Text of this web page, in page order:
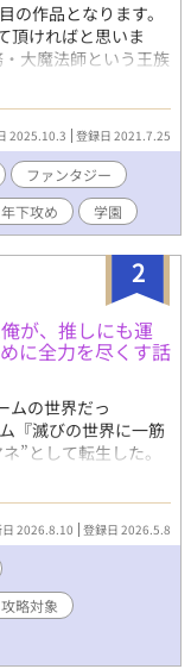
の作品となります。
頂ければと思いま
大魔法師という王族
シュヴァリエ。 銀
して王都最大の図書
がらも、時には危険
。 ある日、親を亡
・ステラと出会っ
た。 フィンは、天
だ本の内容を忘れ
ブルはあったが、王
院“に首席で入学す
、魔法学院に通う
系ハイスペックイケ
(フィン) 年上×年下
す。 性描写は★をつ
つけておりませ
てください！キャ
2025.10.3 登録日 2021.7.25
ファンタジー
年下攻め 学園
2
が、推しにも運
に全力を尽くす話
ムの世界だっ
『滅びの世界に一筋
”として転生した。
と、その半身であ
とに。 “レイリンと
きっかけに完全に心
文を変えるため
られなった二人を
ネは二人のバッドエ
に全力で抗う。 壁
るすれ違いBL！ ※
の3人です。 幼少
2026.8.10 登録日 2026.5.8
略対象